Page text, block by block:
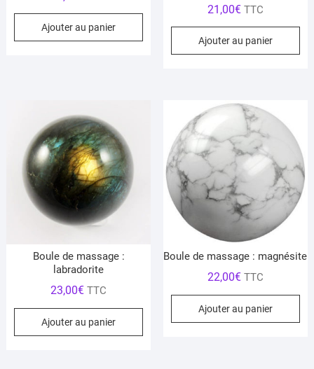
Ajouter au panier
21,00€ TTC
Ajouter au panier
Boule de massage :
labradorite
23,00€ TTC
Ajouter au panier
Boule de massage : magnésite
22,00€ TTC
Ajouter au panier